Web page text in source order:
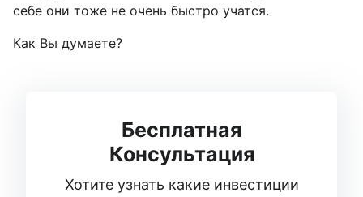
себе они тоже не очень быстро учатся.
Как Вы думаете?
Бесплатная
Консультация
Хотите узнать какие инвестиции